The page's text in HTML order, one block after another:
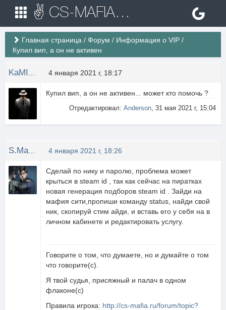
✌ CS-MAFIA.RU ✌ Игровые сервера Counter Strike 1.6
Главная страница / Форум / Информация о VIP /
Купил вип, а он не активен
4 января 2021 г, 18:17
Купил вип, а он не активен... может кто помочь ?
Отредактировал: Anderson, 31 мая 2021 г, 15:04
4 января 2021 г, 18:26
Сделай по нику и паролю, проблема может
крыться в steam id , так как сейчас на пиратках
новая генерация подборов steam id . Зайди на
мафия сити,пропиши команду status, найди свой
ник, скопируй стим айди, и вставь его у себя на в
личном кабинете и редактировать услугу.
Говорите о том, что думаете, но и думайте о том
что говорите(с).
Я твой судья, присяжный и палач в одном
флаконе(с)
Правила игрока: http://cs-mafia.ru/forum/topic?